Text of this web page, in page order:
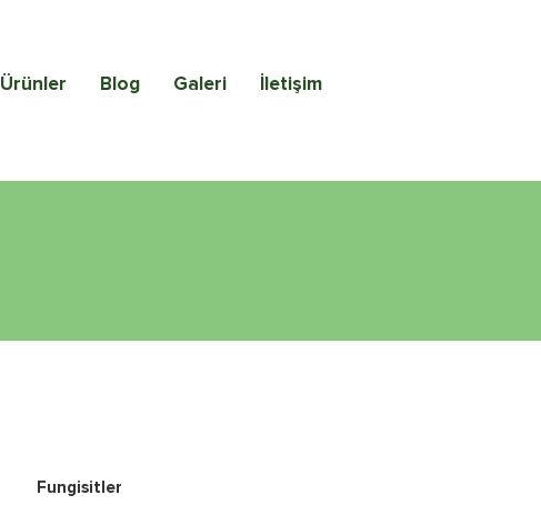
Ürünler Blog Galeri İletişim
Fungisitler